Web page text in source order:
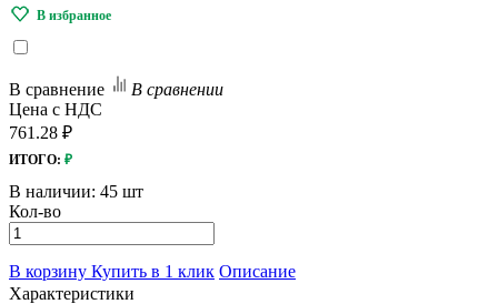
В сравнение
В сравнении
Цена с НДС
761.28 ₽
ИТОГО: ₽
В наличии: 45 шт
Кол-во
В корзину Купить в 1 клик Описание
Характеристики